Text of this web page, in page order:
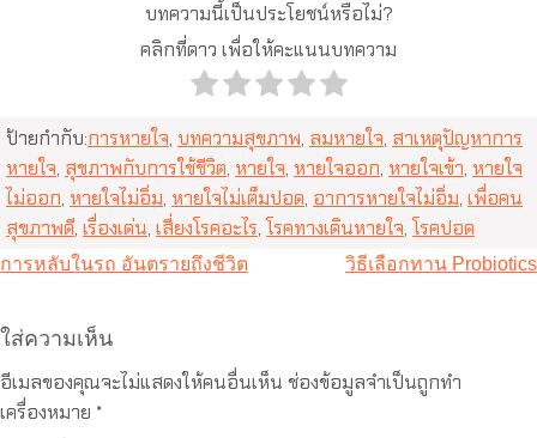
บทความนี้เป็นประโยชน์หรือไม่?
คลิกที่ดาว เพื่อให้คะแนนบทความ
ป้ายกำกับ:การหายใจ, บทความสุขภาพ, ลมหายใจ, สาเหตุปัญหาการ
หายใจ, สุขภาพกับการใช้ชีวิต, หายใจ, หายใจออก, หายใจเข้า, หายใจ
ไม่ออก, หายใจไม่อิ่ม, หายใจไม่เต็มปอด, อาการหายใจไม่อิ่ม, เพื่อคน
สุขภาพดี, เรื่องเด่น, เสี่ยงโรคอะไร,โรคทางเดินหายใจ,โรคปอด
แนะแนว
การหลับในรถ อันตรายถึงชีวิต วิธีเลือกทาน Probiotics
ใส่ความเห็น
อีเมลของคุณจะไม่แสดงให้คนอื่นเห็น ช่องข้อมูลจำเป็นถูกทำ
เครื่องหมาย *